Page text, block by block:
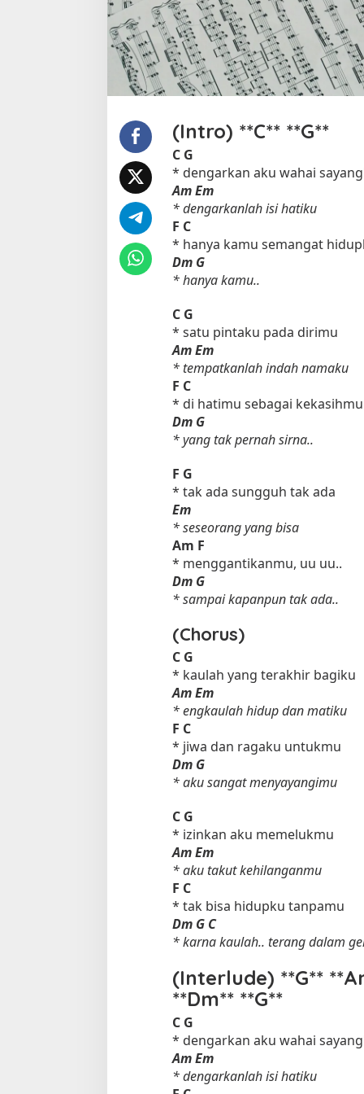
u
o
l
e
D
a
G
e
k
(Intro) **C** **G**
C G
* dengarkan aku wahai
AmEm
* dengarkanlah isi hatiku
F C
* hanya kamu semangat
Dm G
* hanya kamu..
C G
* satu pintaku pada dirimu
AmEm
* tempatkanlah indah namaku
F C
* di hatimu sebagai kekasihmu
Dm G
* yang tak pernah sirna..
F G
* tak ada sungguh tak ada
Em
* seseorang yang bisa
Am F
* menggantikanmu, uu uu..
Dm G
* sampai kapanpun tak ada..
(Chorus)
C G
* kaulah yang terakhir bagiku
AmEm
* engkaulah hidup dan matiku
F C
* jiwa dan ragaku untukmu
Dm G
* aku sangat menyayangimu
C G
* izinkan aku memelukmu
AmEm
* aku takut kehilanganmu
F C
* tak bisa hidupku tanpamu
Dm G C
* karna kaulah.. terang dalam
(Interlude) **G**
**Dm** **G**
C G
* dengarkan aku wahai
AmEm
* dengarkanlah isi hatiku
Tempat Makan di